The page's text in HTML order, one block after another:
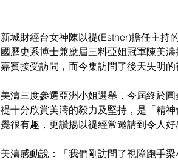
新城財經台女神陳以禔(Esther)擔任主持
國歷史系博士兼應屆三料亞姐冠軍陳美
嘉賓接受訪問，而今集訪問了後天失明
美濤三度參選亞洲小姐選舉，今屆終於
禔十分欣賞美濤的毅力及堅持，是「精
覺很有趣，更讚揚以禔經常邀請到令人
美濤感動說：「我們剛訪問了視障跑手